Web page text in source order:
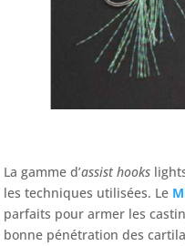
La gamme d’assist hooks
les techniques utilisées. Le
parfaits pour armer les
bonne pénétration des